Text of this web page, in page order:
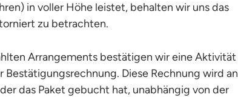
in voller Höhe leistet, behalten wir uns das
zu betrachten.
Arrangements bestätigen wir eine Aktivität
Diese Rechnung wird an
das Paket gebucht hat, unabhängig von der